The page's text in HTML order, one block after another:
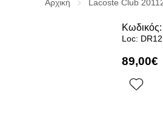
Αρχική Lacoste Club
Κωδικός:
Loc:
89,00€